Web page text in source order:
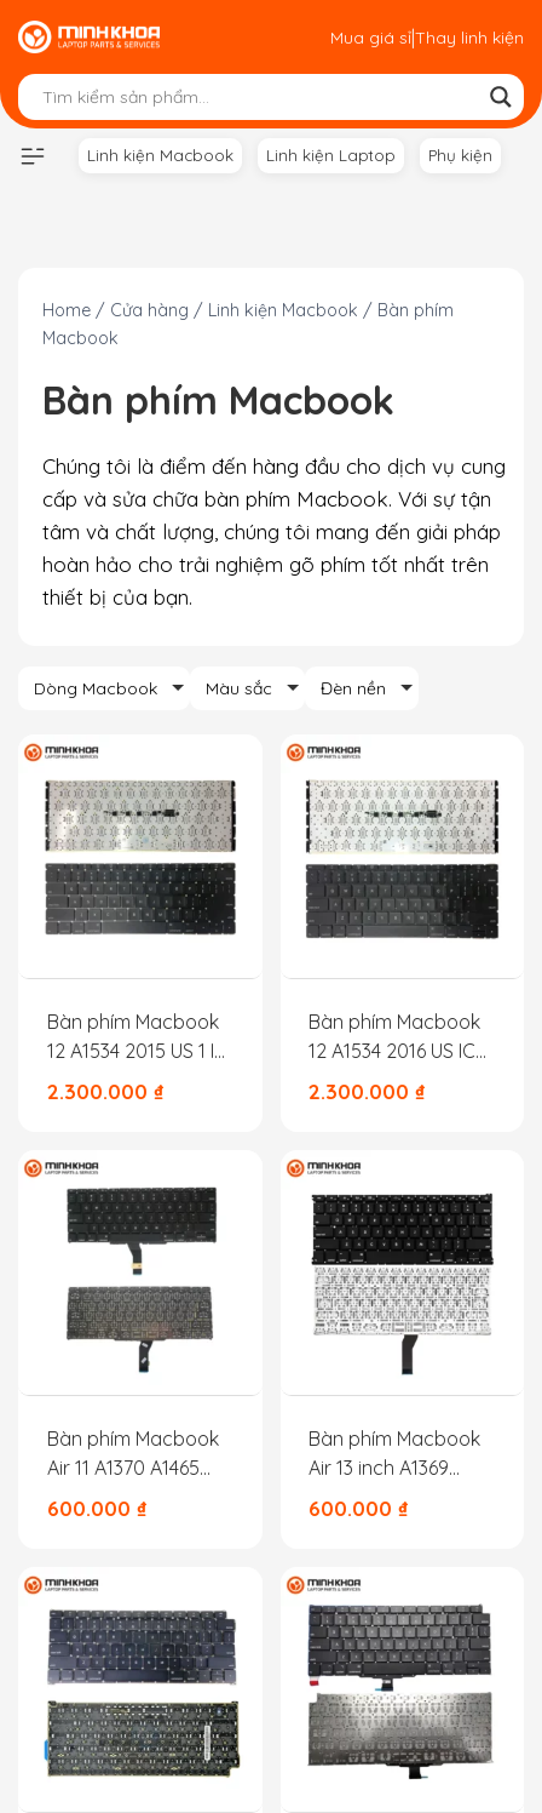
Skip
to
content
Mua giá sỉ|Thay linh kiện
Linh kiện Macbook Linh kiện Laptop Phụ kiện
Home / Cửa hàng / Linh kiện Macbook / Bàn phím
Macbook
Bàn phím Macbook
Chúng tôi là điểm đến hàng đầu cho dịch vụ cung
cấp và sửa chữa bàn phím Macbook. Với sự tận
tâm và chất lượng, chúng tôi mang đến giải pháp
hoàn hảo cho trải nghiệm gõ phím tốt nhất trên
thiết bị của bạn.
Dòng Macbook Màu sắc Đèn nền
Bàn phím Macbook
12 A1534 2015 US 1 IC
bên phải
2.300.000 ₫
Bàn phím Macbook
12 A1534 2016 US IC
kép (trái phải)
2.300.000 ₫
Bàn phím Macbook
Air 11 A1370 A1465
US/UK
600.000 ₫
Bàn phím Macbook
Air 13 inch A1369
A1466 – 2010 2011
600.000 ₫